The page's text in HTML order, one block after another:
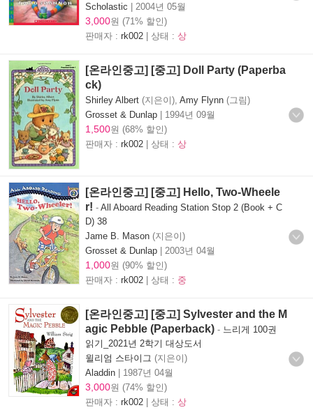
Scholastic | 2004년 05월
3,000원 (71% 할인)
판매자 : rk002 | 상태 : 상
[온라인중고] [중고] Doll Party (Paperba
ck)
Shirley Albert (지은이), Amy Flynn (그림)
Grosset & Dunlap | 1994년 09월
1,500원 (68% 할인)
판매자 : rk002 | 상태 : 상
[온라인중고] [중고] Hello, Two-Wheele
r! - All Aboard Reading Station Stop 2 (Book + C
D) 38
Jame B. Mason (지은이)
Grosset & Dunlap | 2003년 04월
1,000원 (90% 할인)
판매자 : rk002 | 상태 : 중
[온라인중고] [중고] Sylvester and the M
agic Pebble (Paperback) - 느리게 100권
읽기_2021년 2학기 대상도서
윌리엄 스타이그 (지은이)
Aladdin | 1987년 04월
3,000원 (74% 할인)
판매자 : rk002 | 상태 : 상